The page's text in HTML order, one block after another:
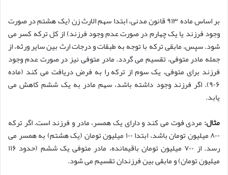
بر اساس ماده ۹۱۳ قانون مدنی، ابتدا سهم الارث زن (یک هشتم در صورت
وجود فرزند یا یک چهارم در صورت عدم وجود فرزند) از کل ترکه کسر می
شود. سپس، مابقی ترکه با توجه به طبقات و درجات ارث بین سایر ورثه، از
جمله مادر متوفی، تقسیم می گردد. مادر متوفی نیز در صورت عدم وجود
فرزند برای متوفی، یک سوم از ترکه را به فرض دریافت می کند (ماده
۹۰۶). اگر فرزند وجود داشته باشد، سهم مادر به یک ششم کاهش می
یابد.
مثال: مردی فوت می کند و دارای یک همسر، مادر و فرزند است. اگر ترکه
۸۰۰ میلیون تومان باشد، ابتدا ۱۰۰ میلیون تومان (یک هشتم) به همسر می
رسد. از ۷۰۰ میلیون تومان باقیمانده، مادر متوفی یک ششم (حدود ۱۱۶
میلیون تومان) و مابقی بین فرزندان تقسیم می شود.